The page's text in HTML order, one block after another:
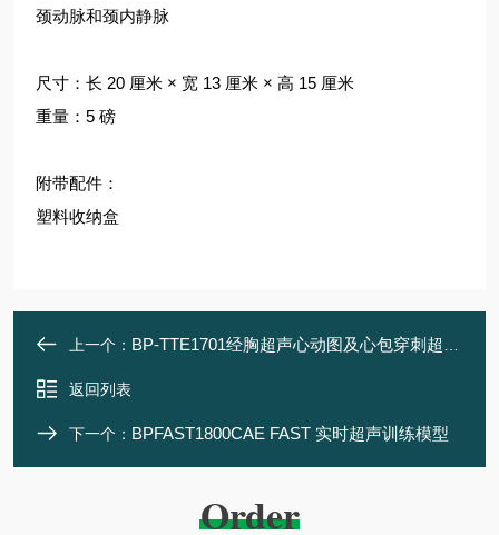
颈动脉和颈内静脉
尺寸：长 20 厘米 × 宽 13 厘米 × 高 15 厘米
重量：5 磅
附带配件：
塑料收纳盒
上一个： BP-TTE1701经胸超声心动图及心包穿刺超声训练模体
返回列表
下一个： BPFAST1800CAE FAST 实时超声训练模型
Order